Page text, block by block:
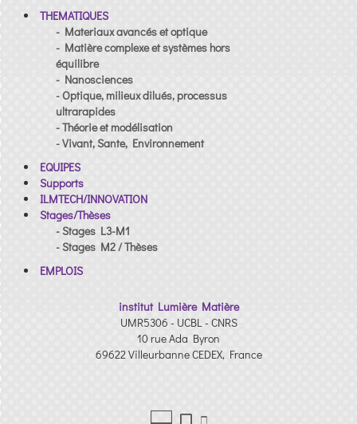
THEMATIQUES
- Materiaux avancés et optique
- Matière complexe et systèmes hors
équilibre
- Nanosciences
- Optique, milieux dilués, processus
ultrarapides
- Théorie et modélisation
- Vivant, Sante, Environnement
EQUIPES
Supports
ILMTECH/INNOVATION
Stages/Thèses
- Stages L3-M1
- Stages M2 / Thèses
EMPLOIS
institut Lumière Matière
UMR5306 - UCBL - CNRS
10 rue Ada Byron
69622 Villeurbanne CEDEX, France